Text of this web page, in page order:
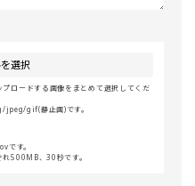
選択
ロードする画像をまとめて選択してくだ
jpeg/gif(静止画)です。
です。
500MB、30秒です。